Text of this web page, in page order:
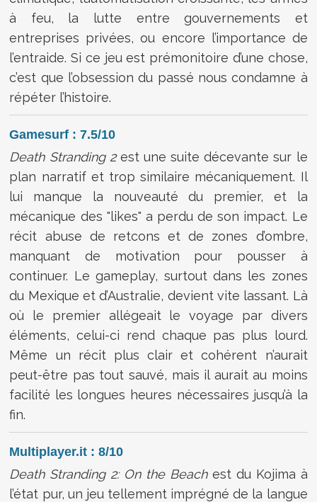
à feu, la lutte entre gouvernements et
entreprises privées, ou encore l’importance de
l’entraide. Si ce jeu est prémonitoire d’une chose,
c’est que l’obsession du passé nous condamne à
répéter l’histoire.
Gamesurf : 7.5/10
Death Stranding 2est une suite décevante sur le
plan narratif et trop similaire mécaniquement. Il
lui manque la nouveauté du premier, et la
mécanique des "likes" a perdu de son impact. Le
récit abuse de retcons et de zones d’ombre,
manquant de motivation pour pousser à
continuer. Le gameplay, surtout dans les zones
du Mexique et d’Australie, devient vite lassant. Là
où le premier allégeait le voyage par divers
éléments, celui-ci rend chaque pas plus lourd.
Même un récit plus clair et cohérent n’aurait
peut-être pas tout sauvé, mais il aurait au moins
facilité les longues heures nécessaires jusqu’à la
fin.
Multiplayer.it : 8/10
Death Stranding 2: On the Beachest du Kojima à
l’état pur, un jeu tellement imprégné de la langue